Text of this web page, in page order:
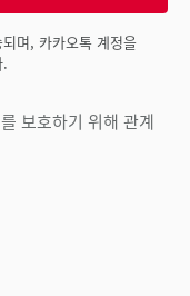
며, 카카오톡 계정을
.
보호하기 위해 관계